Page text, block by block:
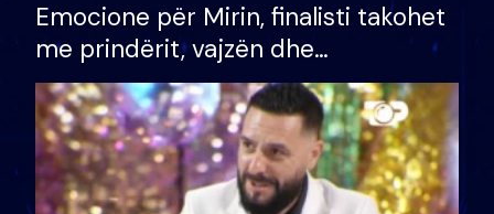
Emocione për Mirin, finalisti takohet
me prindërit, vajzën dhe
bashkëshorten: S’kemi ndonjë letër
divorci apo jo?